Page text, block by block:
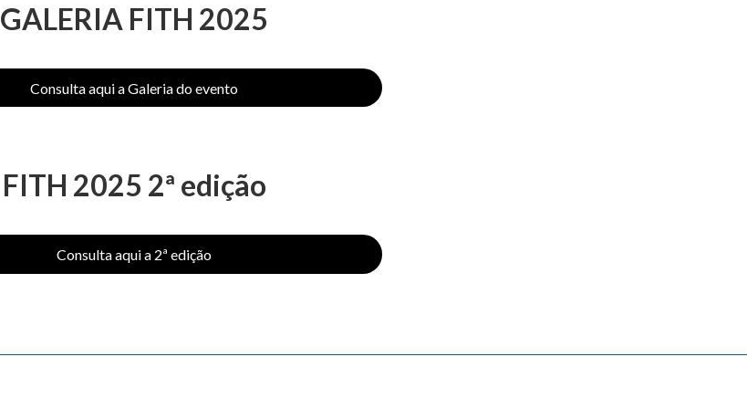
GALERIA FITH 2025
Consulta aqui a Galeria do evento
FITH 2025 2ª edição
Consulta aqui a 2ª edição